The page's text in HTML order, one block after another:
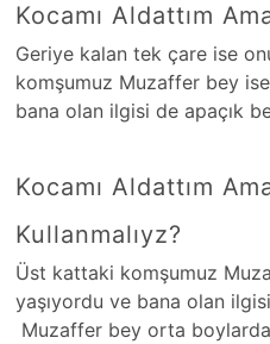
Kocamı Aldattım
Geriye kalan tek çare ise
komşumuz Muzaffer bey
bana olan ilgisi de apaçık
Kocamı Aldattım
Kullanmalıyz?
Üst kattaki komşumuz
yaşıyordu ve bana olan
Muzaffer bey orta